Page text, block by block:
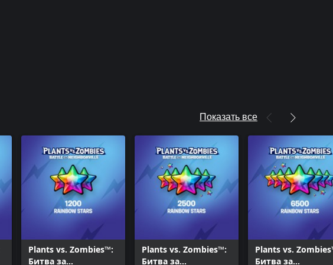
Показать все
Plants vs. Zombies™:
Битва за
Plants vs. Zombies™:
Битва за
Plants vs.
Битва за